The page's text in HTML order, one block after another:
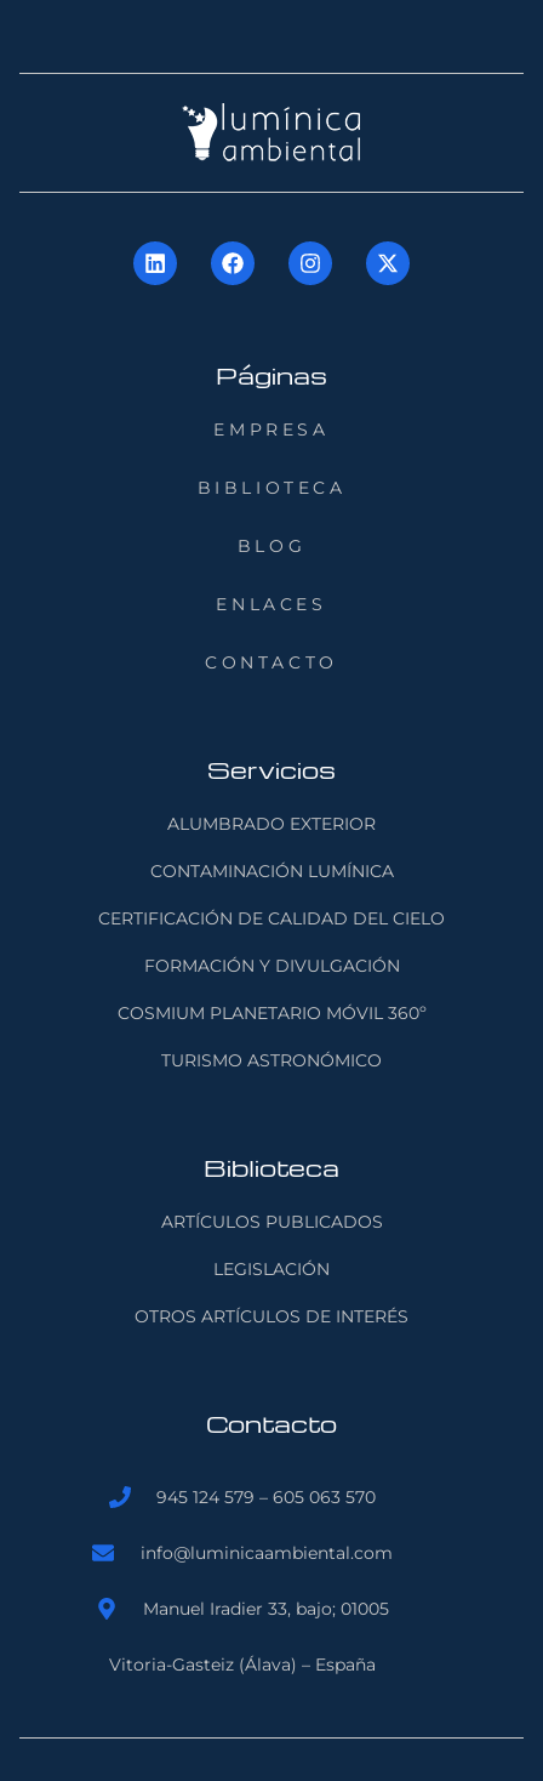
Páginas
EMPRESA
BIBLIOTECA
BLOG
ENLACES
CONTACTO
Servicios
ALUMBRADO EXTERIOR
CONTAMINACIÓN LUMÍNICA
CERTIFICACIÓN DE CALIDAD DEL CIELO
FORMACIÓN Y DIVULGACIÓN
COSMIUM PLANETARIO MÓVIL 360º
TURISMO ASTRONÓMICO
Biblioteca
ARTÍCULOS PUBLICADOS
LEGISLACIÓN
OTROS ARTÍCULOS DE INTERÉS
Contacto
945 124 579 – 605 063 570
info@luminicaambiental.com
Manuel Iradier 33, bajo; 01005
Vitoria-Gasteiz (Álava) – España